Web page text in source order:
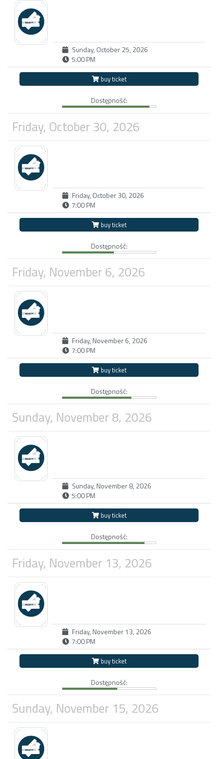
Sunday, October 25, 2026
5:00 PM
buy ticket
Dostępność:
Friday, October 30, 2026
Friday, October 30, 2026
7:00 PM
buy ticket
Dostępność:
Friday, November 6, 2026
Friday, November 6, 2026
7:00 PM
buy ticket
Dostępność:
Sunday, November 8, 2026
Sunday, November 8, 2026
5:00 PM
buy ticket
Dostępność:
Friday, November 13, 2026
Friday, November 13, 2026
7:00 PM
buy ticket
Dostępność:
Sunday, November 15, 2026